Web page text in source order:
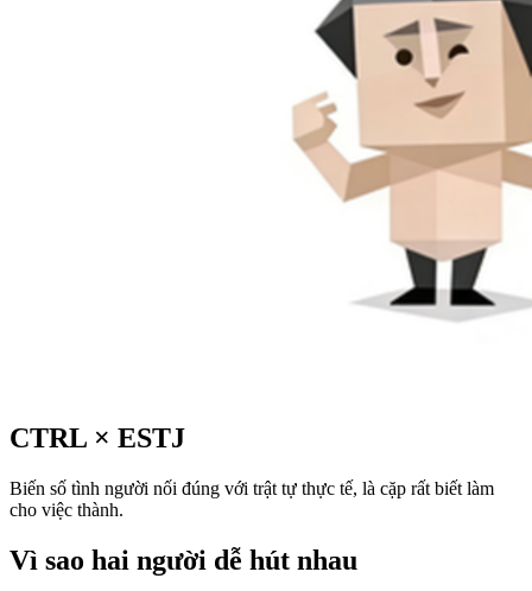
CTRL × ESTJ
Biến số tình người nối đúng với trật tự thực tế, là cặp rất biết làm
cho việc thành.
Vì sao hai người dễ hút nhau